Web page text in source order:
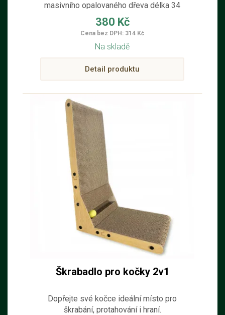
masivního opalovaného dřeva délka 34
cm; šířka 28 cm; výška 26 cm
380 Kč
Cena bez DPH: 314 Kč
Na skladě
Detail produktu
Škrabadlo pro kočky 2v1
Dopřejte své kočce ideální místo pro
škrabání, protahování i hraní.